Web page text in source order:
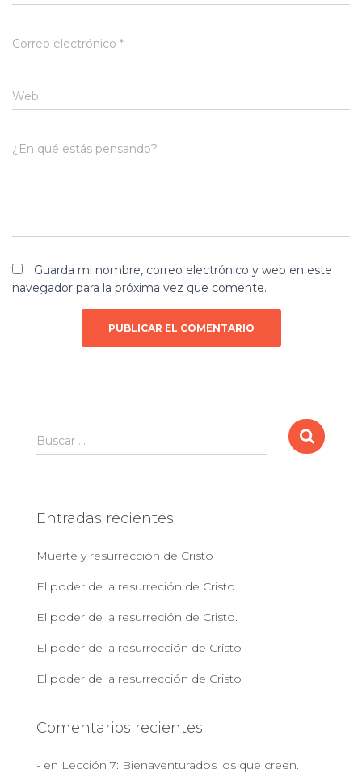
Correo electrónico *
Web
¿En qué estás pensando?
Guarda mi nombre, correo electrónico y web en este
navegador para la próxima vez que comente.
B
u
r
Buscar …
Entradas recientes
Muerte y resurrección de Cristo
El poder de la resurreción de Cristo.
El poder de la resurreción de Cristo.
El poder de la resurrección de Cristo
El poder de la resurrección de Cristo
Comentarios recientes
- en Lección 7: Bienaventurados los que creen.